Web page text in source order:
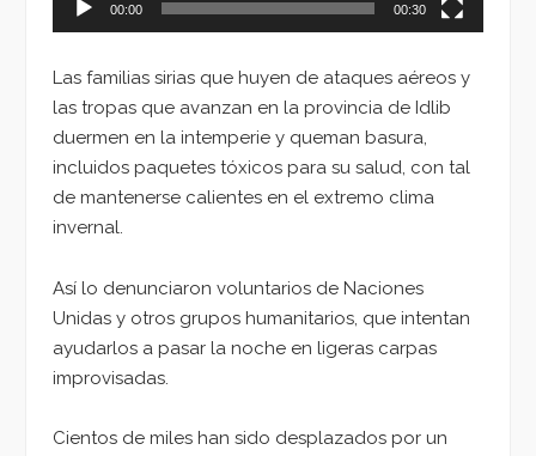
00:00 00:30
Las familias sirias que huyen de ataques aéreos y
las tropas que avanzan en la provincia de Idlib
duermen en la intemperie y queman basura,
incluidos paquetes tóxicos para su salud, con tal
de mantenerse calientes en el extremo clima
invernal.
Así lo denunciaron voluntarios de Naciones
Unidas y otros grupos humanitarios, que intentan
ayudarlos a pasar la noche en ligeras carpas
improvisadas.
Cientos de miles han sido desplazados por un